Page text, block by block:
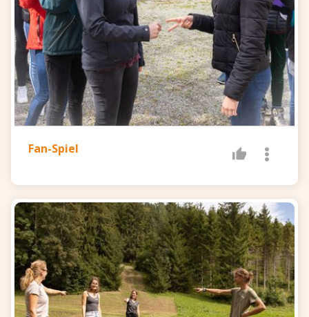
Dann umrundet sich Mannschaft B in dieser
Zeit und so weiter …
Gewonnen hat die Mannschaft, die als erstes
insgesamt 30 Umrundungen geschafft hat.
Fan-Spiel